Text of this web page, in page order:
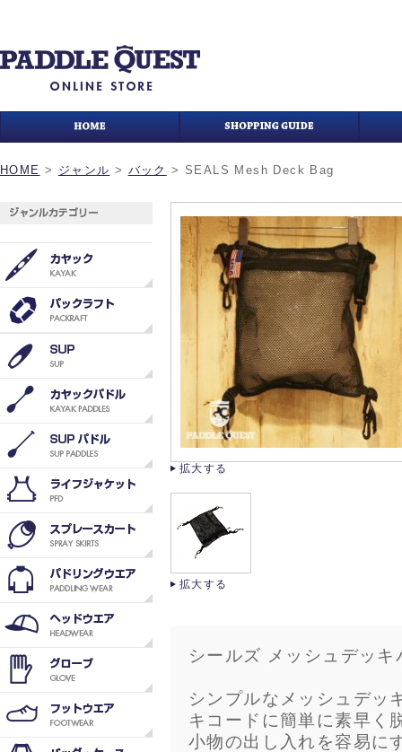
HOME > ジャンル > バック >SEALS Mesh Deck Bag
拡大する
拡大する
シールズ メッシュデッキ
シンプルなメッシュデッ
キコードに簡単に素早く
小物の出し入れを容易に